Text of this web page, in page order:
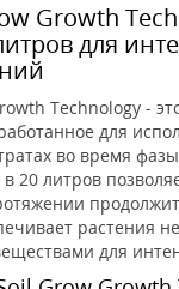
Growth
для
Technology -
для
во время
20 литров
растения
для